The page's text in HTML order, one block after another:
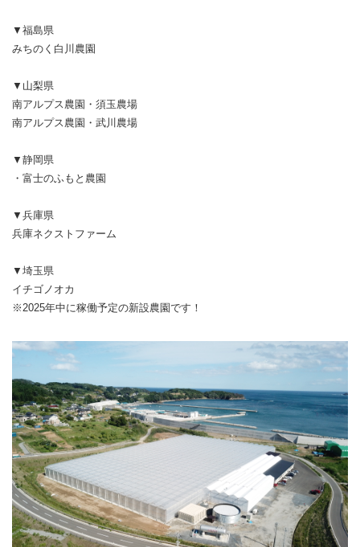
▼福島県
みちのく白川農園
▼山梨県
南アルプス農園・須玉農場
南アルプス農園・武川農場
▼静岡県
・富士のふもと農園
▼兵庫県
兵庫ネクストファーム
▼埼玉県
イチゴノオカ
※2025年中に稼働予定の新設農園です！